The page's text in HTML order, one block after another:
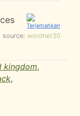
source: wordnet30
kingdom,
,